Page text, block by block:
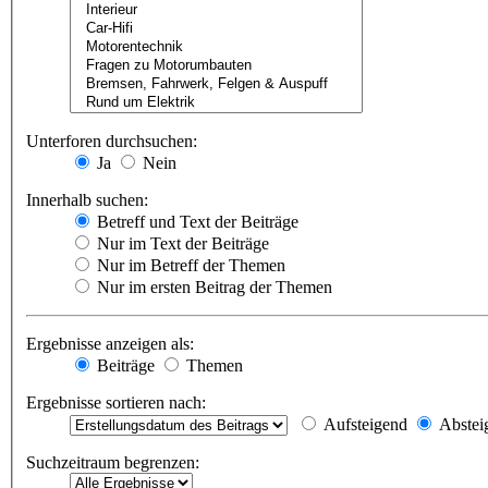
Unterforen durchsuchen:
Ja
Nein
Innerhalb suchen:
Betreff und Text der Beiträge
Nur im Text der Beiträge
Nur im Betreff der Themen
Nur im ersten Beitrag der Themen
Ergebnisse anzeigen als:
Beiträge
Themen
Ergebnisse sortieren nach:
Aufsteigend
Suchzeitraum begrenzen: